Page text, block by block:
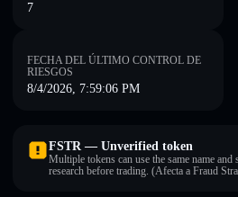
7
FECHA DEL ÚLTIMO CONTROL DE
RIESGOS
8/4/2026, 7:59:06 PM
FSTR — Unverified token
Multiple tokens can use the same name
research before trading. (Afecta a Fraud